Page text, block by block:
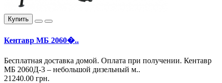
Купить
Кентавр МБ 2060�..
Бесплатная доставка домой. Оплата при получении. Кентавр
МБ 2060Д-3 – небольшой дизельный м..
21240.00 грн.